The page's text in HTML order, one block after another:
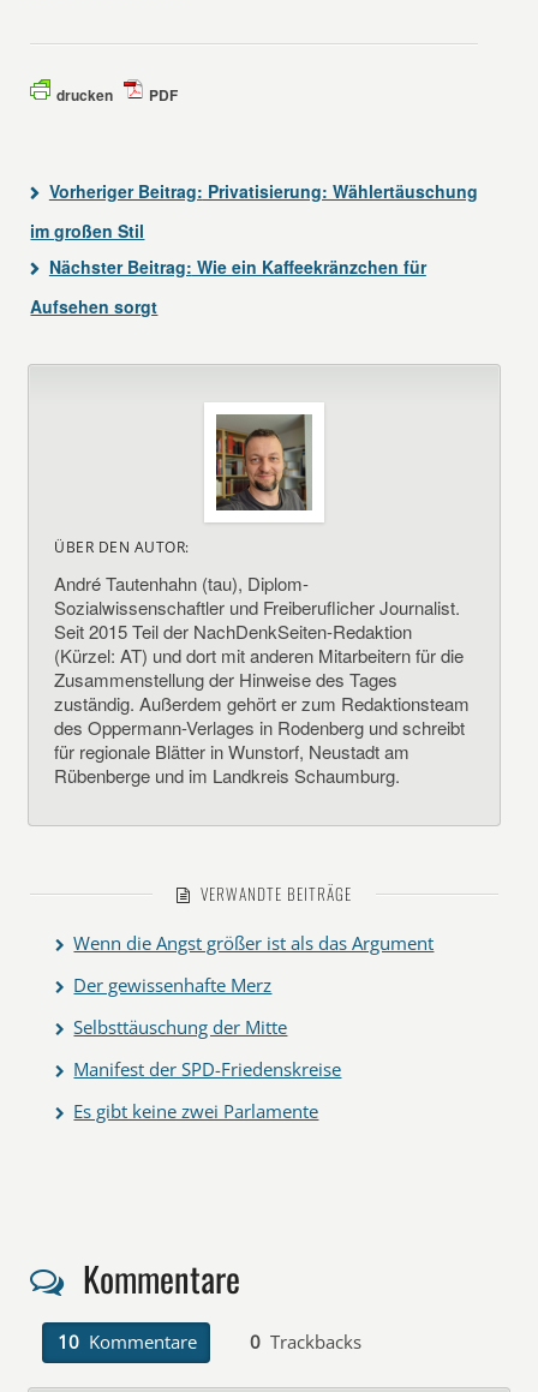
drucken PDF
Vorheriger Beitrag: Privatisierung: Wählertäuschung
im großen Stil
Nächster Beitrag: Wie ein Kaffeekränzchen für
Aufsehen sorgt
ÜBER DEN AUTOR:
André Tautenhahn (tau), Diplom-
Sozialwissenschaftler und Freiberuflicher Journalist.
Seit 2015 Teil der NachDenkSeiten-Redaktion
(Kürzel: AT) und dort mit anderen Mitarbeitern für die
Zusammenstellung der Hinweise des Tages
zuständig. Außerdem gehört er zum Redaktionsteam
des Oppermann-Verlages in Rodenberg und schreibt
für regionale Blätter in Wunstorf, Neustadt am
Rübenberge und im Landkreis Schaumburg.
VERWANDTE BEITRÄGE
Wenn die Angst größer ist als das Argument
Der gewissenhafte Merz
Selbsttäuschung der Mitte
Manifest der SPD-Friedenskreise
Es gibt keine zwei Parlamente
Kommentare
10 Kommentare 0 Trackbacks